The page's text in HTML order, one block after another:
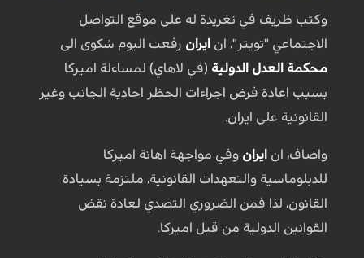
وكتب ظريف في تغريدة له على موقع التواصل
الاجتماعي "تويتر"، ان ايران رفعت اليوم شكوى الى
محكمة العدل الدولية (في لاهاي) لمساءلة اميركا
بسبب اعادة فرض اجراءات الحظر احادية الجانب وغير
القانونية على ايران.
واضاف، ان ايران وفي مواجهة اهانة اميركا
للدبلوماسية والتعهدات القانونية، ملتزمة بسيادة
القانون، لذا فمن الضروري التصدي لعادة نقض
القوانين الدولية من قبل اميركا.